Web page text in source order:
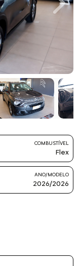
Next
COMBUSTÍVEL
Flex
ANO/MODELO
2026/2026